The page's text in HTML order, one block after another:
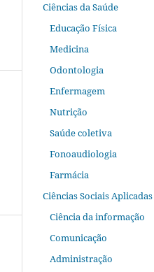
Ciências da Saúde
Educação Física
Medicina
Odontologia
Enfermagem
Nutrição
Saúde coletiva
Fonoaudiologia
Farmácia
Ciências Sociais Aplicadas
Ciência da informação
Comunicação
Administração